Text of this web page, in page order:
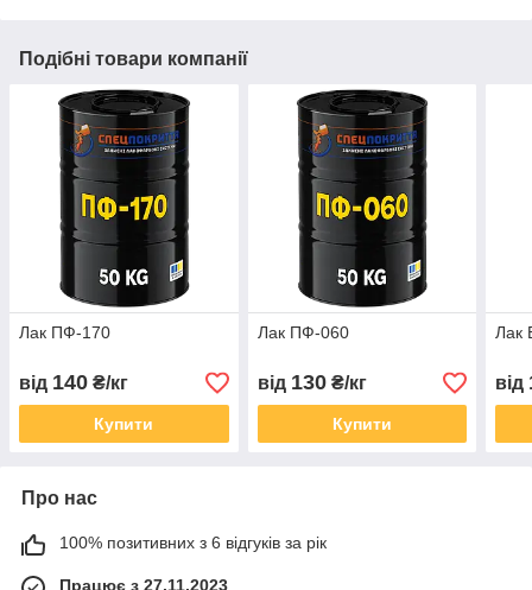
Подібні товари компанії
Лак ПФ-170
від 140 ₴/кг
Купити
Лак ПФ-060
від 130₴/кг
Купити
Лак
від
Про нас
100% позитивних з 6 відгуків за рік
Працює з 27.11.2023